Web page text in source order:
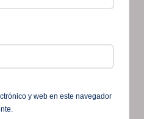
y web en este navegador